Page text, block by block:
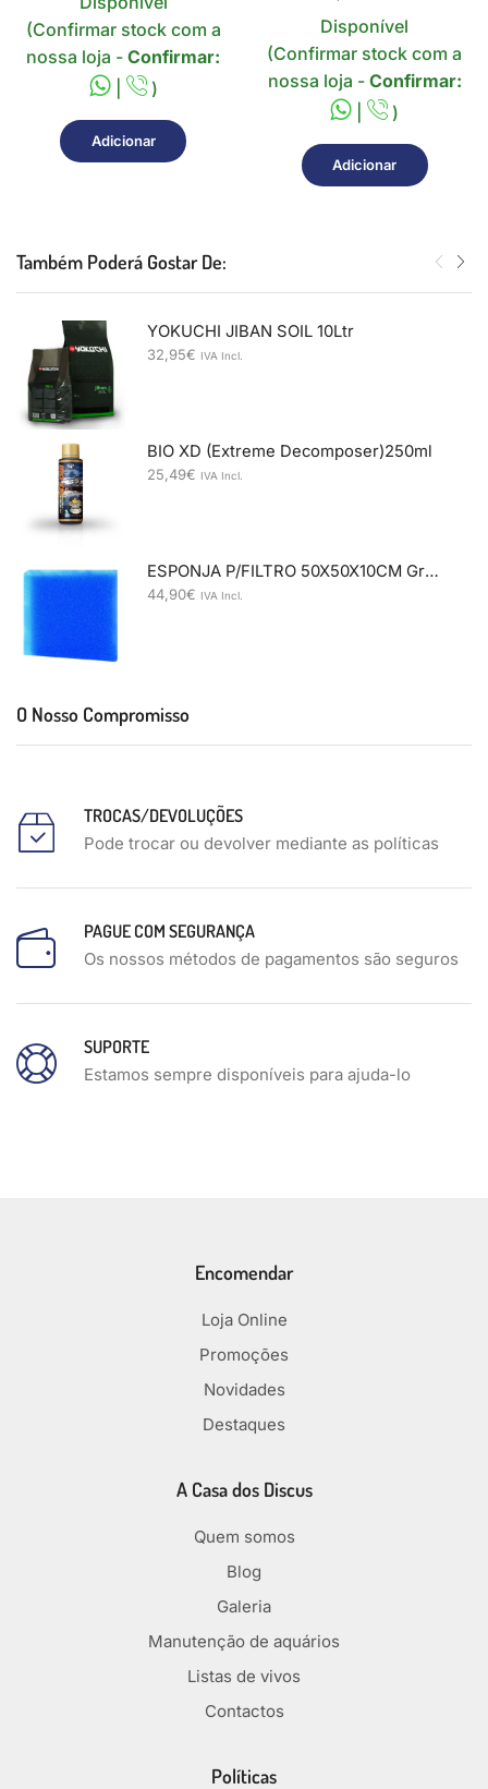
(Confirmar stock com a
nossa loja -Confirmar:
|
)
Adicionar
Disponível
(Confirmar stock com a
nossa loja - Confirmar:
|
)
Adicionar
Também Poderá Gostar De:
YOKUCHI JIBAN SOIL 10Ltr
32,95€ IVA Incl.
BIO XD (Extreme Decomposer)250ml
25,49€ IVA Incl.
ESPONJA P/FILTRO 50X50X10CM Grossa
44,90€ IVA Incl.
O Nosso Compromisso
TROCAS/DEVOLUÇÕES
Pode trocar ou devolver mediante as políticas
PAGUE COM SEGURANÇA
Os nossos métodos de pagamentos são seguros
SUPORTE
Estamos sempre disponíveis para ajuda-lo
Encomendar
Loja Online
Promoções
Novidades
Destaques
A Casa dos Discus
Quem somos
Blog
Galeria
Manutenção de aquários
Listas de vivos
Contactos
Políticas